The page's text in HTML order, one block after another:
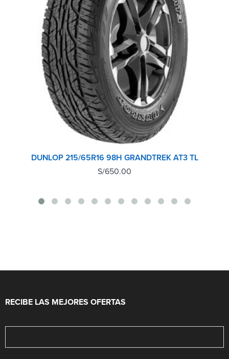
DUNLOP 215/65R16 98H GRANDTREK AT3 TL
S/650.00
RECIBE LAS MEJORES OFERTAS